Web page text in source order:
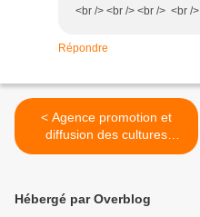
<br /> <br /> <br /> <br />
Répondre
< Agence promotion et
diffusion des cultures
d'outre-mer
Hébergé par Overblog